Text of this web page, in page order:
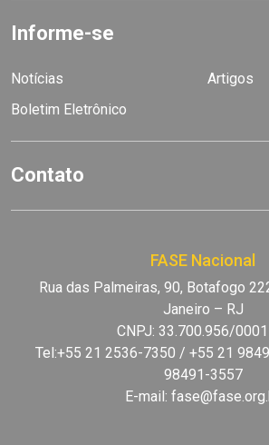
Informe-se
Notícias
Artigos
Boletim Eletrônico
Contato
FASE Nacional
Rua das Palmeiras, 90, Botafogo
Janeiro – RJ
CNPJ: 33.700.956/
Tel:+55 21 2536-7350 / +55 21
98491-3557
E-mail: